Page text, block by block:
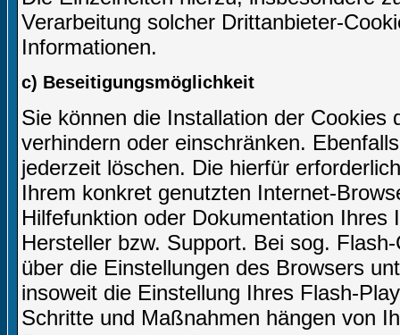
Verarbeitung solcher Drittanbieter-
Informationen.
c) Beseitigungsmöglichkeit
Sie können die Installation der
verhindern oder einschränken.
jederzeit löschen. Die hierfür
Ihrem konkret genutzten Internet-
Hilfefunktion oder Dokumentation
Hersteller bzw. Support. Bei sog.
über die Einstellungen des Browsers
insoweit die Einstellung Ihres Flash-
Schritte und Maßnahmen hängen von